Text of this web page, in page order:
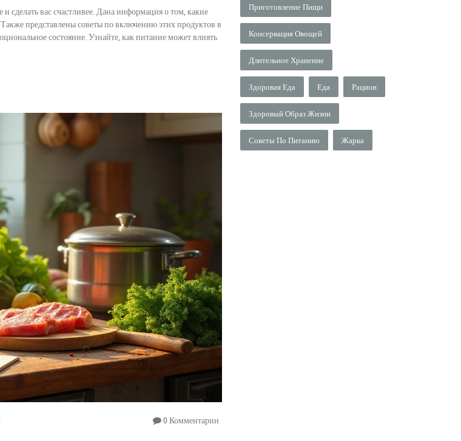
сделать вас счастливее. Дана информация о том, какие
представлены советы по включению этих продуктов в
состояние. Узнайте, как питание может влиять
0 Комментарии
Приготовление Пищи
Консервация Овощей
Длительное Хранение
Здоровая Еда Еда Рацион
Здоровый Образ Жизни
Советы По Питанию Жарка